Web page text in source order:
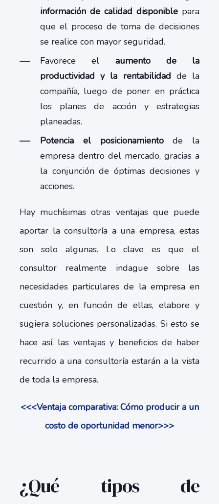
información de calidad disponible para
que el proceso de toma de decisiones
se realice con mayor seguridad.
Favorece el aumento de la
productividad y la rentabilidad de la
compañía, luego de poner en práctica
los planes de acción y estrategias
planeadas.
Potencia el posicionamientode la
empresa dentro del mercado, gracias a
la conjunción de óptimas decisiones y
acciones.
Hay muchísimas otras ventajas que puede
aportar la consultoría a una empresa, estas
son solo algunas. Lo clave es que el
consultor realmente indague sobre las
necesidades particulares de la empresa en
cuestión y, en función de ellas, elabore y
sugiera soluciones personalizadas. Si esto se
hace así, las ventajas y beneficios de haber
recurrido a una consultoría estarán a la vista
de toda la empresa.
<<<Ventaja comparativa: Cómo producir a un
costo de oportunidad menor>>>
¿Qué tipos de